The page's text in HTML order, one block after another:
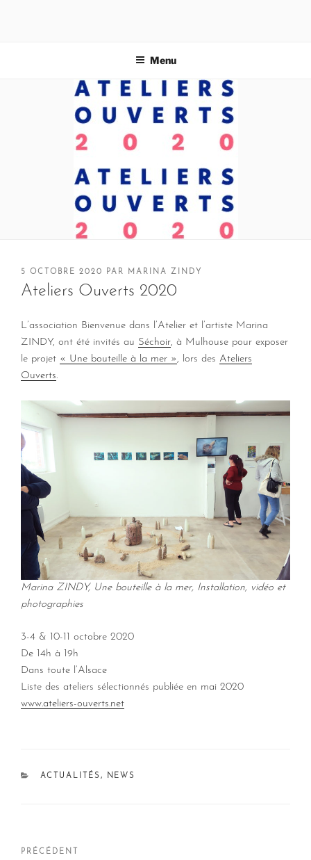
Menu
PUBLIÉ
LE
5 OCTOBRE 2020 PAR MARINA ZINDY
Ateliers Ouverts 2020
L’association Bienvenue dans l’Atelier et l’artiste Marina
ZINDY, ont été invités au Séchoir, à Mulhouse pour exposer
le projet « Une bouteille à la mer », lors des Ateliers
Ouverts.
Marina ZINDY, Une bouteille à la mer, Installation, vidéo et
photographies
3-4 & 10-11 octobre 2020
De 14h à 19h
Dans toute l’Alsace
Liste des ateliers sélectionnés publiée en mai 2020
www.ateliers-ouverts.net
CATÉGORIES
ACTUALITÉS , NEWS
Navigation
Article
PRÉCÉDENT